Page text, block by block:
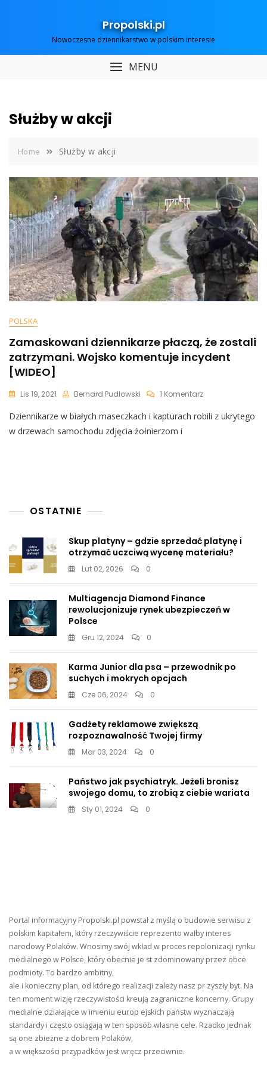
Propolski.pl
Nowoczesne dziennikarstwo w polskim interesie
MENU
Służby w akcji
Home Służby w akcji
POLSKA
Zamaskowani dziennikarze płaczą, że zostali
zatrzymani. Wojsko komentuje incydent
[WIDEO]
Lis 19, 2021 Bernard Pudłowski 1 KomentarzDo
Dziennikarze
Dziennikarze w białych maseczkach i kapturach robili z ukrytego
w drzewach samochodu zdjęcia żołnierzom i
OSTATNIE
Skup platyny – gdzie sprzedać platynę i
otrzymać uczciwą wycenę materiału?
Lut 02, 2026 0
Multiagencja Diamond Finance
rewolucjonizuje rynek ubezpieczeń w
Polsce
Gru 12, 2024 0
Karma Junior dla psa – przewodnik po
suchych i mokrych opcjach
Cze 06, 2024 0
Gadżety reklamowe zwiększą
rozpoznawalność Twojej firmy
Mar 03, 2024 0
Państwo jak psychiatryk. Jeżeli bronisz
swojego domu, to zrobią z ciebie wariata
Sty 01, 2024 0
Portal informacyjny Propolski.pl powstał z myślą o budowie serwisu z
polskim kapitałem, który rzeczywiście reprezento wałby interes
narodowy Polaków. Wnosimy swój wkład w proces repolonizacji rynku
medialnego w Polsce, który obecnie je st zdominowany przez obce
podmioty. To bardzo ambitny,
ale i konieczny plan, od którego realizacji zależy nasz pr zyszły byt. Na
ten moment wizję rzeczywistości kreują zagraniczne koncerny. Grupy
medialne działające w imieniu europ ejskich państw wyznaczają
standardy i często osiągają w ten sposób własne cele. Rzadko jednak
są one zbieżne z dobrem Polaków,
a w większości przypadków jest wręcz przeciwnie.